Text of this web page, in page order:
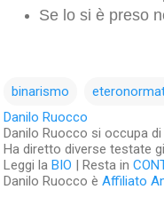
Se lo si è preso
binarismo
Danilo Ruocco
Danilo Ruocco si occupa
Ha diretto diverse testate
Leggi la BIO | Resta in
Danilo Ruocco è Affiliato